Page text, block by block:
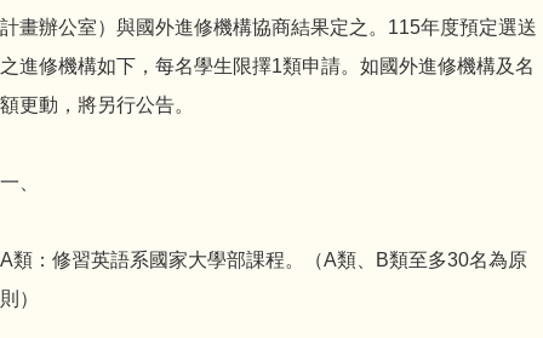
計畫辦公室）與國外進修機構協商結果定之。115年度預定選送
之進修機構如下，每名學生限擇1類申請。如國外進修機構及名
額更動，將另行公告。
一、
A類：修習英語系國家大學部課程。（A類、B類至多30名為原
則）